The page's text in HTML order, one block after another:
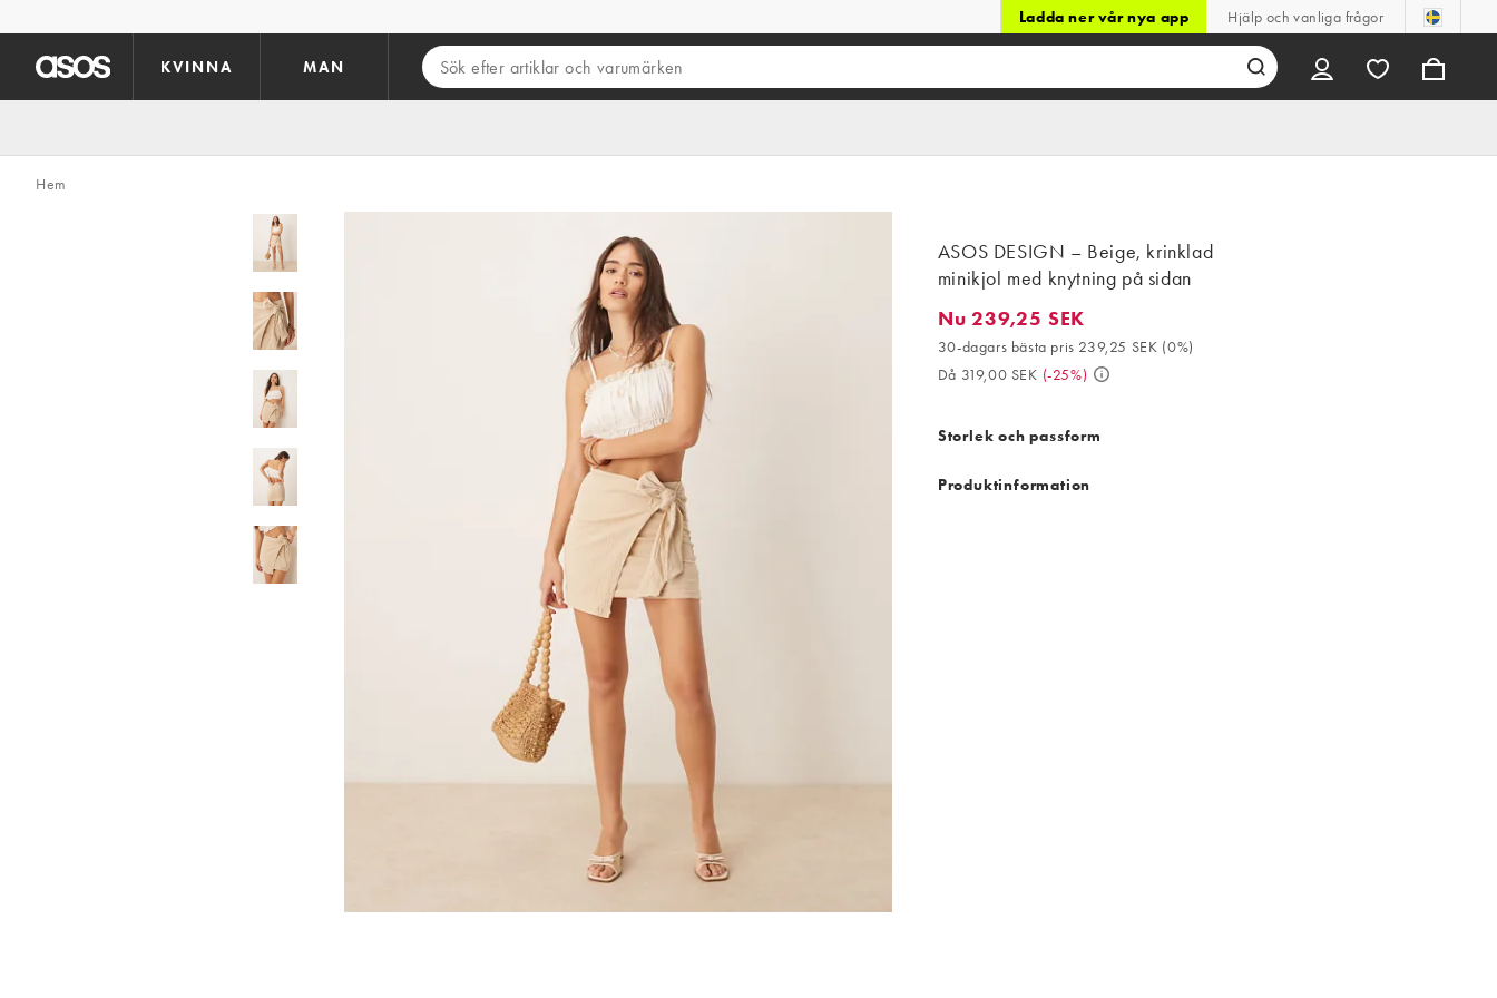
Ladda ner vår nya app Hjälp och vanliga frågor
KVINNA MAN
Hem
ASOS DESIGN – Beige, krinklad
minikjol med knytning på sidan
Nu 239,25 SEK. 30-dagars bästa pris 239,25 SEK (0%). Då 319,00 SEK. (-
Nu 239,25 SEK
30-dagars bästa pris 239,25 SEK (0%)
Då 319,00 SEK (-25%)
Storlek och passform
Produktinformation